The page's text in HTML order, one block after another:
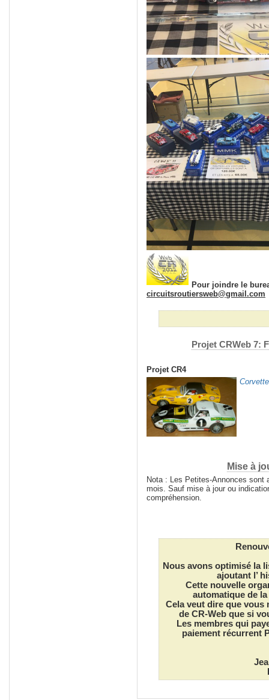
Pour joindre le
circuitsroutiersweb@gmail.com
Projet CRWeb 7:
Projet CR4
Mise à
Nota : Les Petites-Annonces sont
mois. Sauf mise à jour ou
compréhension.
Nous avons optimisé la
ajoutant l’
Cette nouvelle
automatique de
Cela veut dire que vous
de CR-Web que si
Les membres qui
paiement récurrent